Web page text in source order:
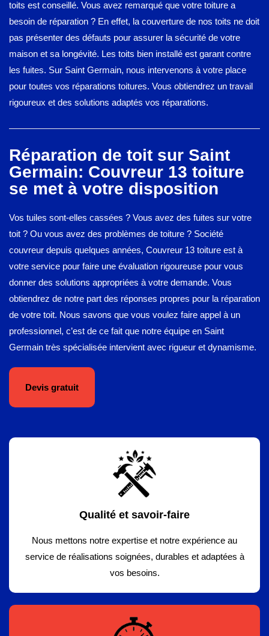
toits est conseillé. Vous avez remarqué que votre toiture a
besoin de réparation ? En effet, la couverture de nos toits ne doit
pas présenter des défauts pour assurer la sécurité de votre
maison et sa longévité. Les toits bien installé est garant contre
les fuites. Sur Saint Germain, nous intervenons à votre place
pour toutes vos réparations toitures. Vous obtiendrez un travail
rigoureux et des solutions adaptés vos réparations.
Réparation de toit sur Saint
Germain: Couvreur 13 toiture
se met à votre disposition
Vos tuiles sont-elles cassées ? Vous avez des fuites sur votre
toit ? Ou vous avez des problèmes de toiture ? Société
couvreur depuis quelques années, Couvreur 13 toiture est à
votre service pour faire une évaluation rigoureuse pour vous
donner des solutions appropriées à votre demande. Vous
obtiendrez de notre part des réponses propres pour la réparation
de votre toit. Nous savons que vous voulez faire appel à un
professionnel, c’est de ce fait que notre équipe en Saint
Germain très spécialisée intervient avec rigueur et dynamisme.
Devis gratuit
Qualité et savoir-faire
Nous mettons notre expertise et notre expérience au
service de réalisations soignées, durables et adaptées à
vos besoins.